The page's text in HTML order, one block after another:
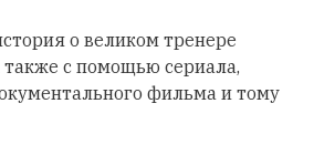
о великом тренере
также с помощью сериала,
фильма и тому